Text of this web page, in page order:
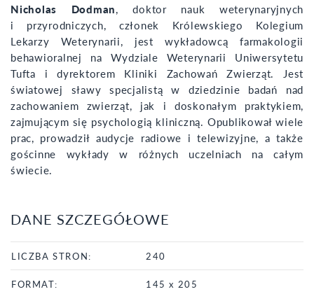
Nicholas Dodman, doktor nauk weterynaryjnych
i przyrodniczych, członek Królewskiego Kolegium
Lekarzy Weterynarii, jest wykładowcą farmakologii
behawioralnej na Wydziale Weterynarii Uniwersytetu
Tufta i dyrektorem Kliniki Zachowań Zwierząt. Jest
światowej sławy specjalistą w dziedzinie badań nad
zachowaniem zwierząt, jak i doskonałym praktykiem,
zajmującym się psychologią kliniczną. Opublikował wiele
prac, prowadził audycje radiowe i telewizyjne, a także
gościnne wykłady w różnych uczelniach na całym
świecie.
DANE SZCZEGÓŁOWE
LICZBA STRON: 240
FORMAT: 145 x 205